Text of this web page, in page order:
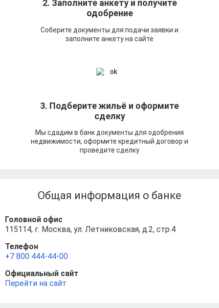
2. Заполните анкету и получите
одобрение
Соберите документы для подачи заявки и
заполните анкету на сайте
3. Подберите жильё и оформите
сделку
Мы сдадим в банк документы для одобрения
недвижимости, оформите кредитный договор и
проведите сделку
Общая информация о банке
Головной офис
115114, г. Москва, ул. Летниковская, д.2, стр.4
Телефон
+7 800 444-44-00
Официальный сайт
Перейти на сайт